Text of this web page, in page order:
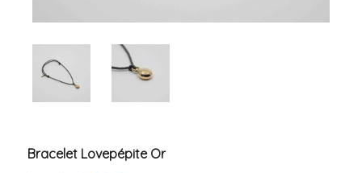
Bracelet Lovepépite Or